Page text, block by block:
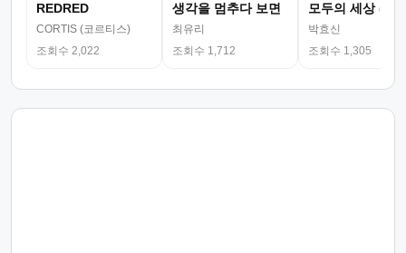
REDRED
CORTIS (코르티스)
조회수 2,022
생각을 멈추다 보면
최유리
조회수 1,712
모두의 세상 (뮤
박효신
조회수 1,305